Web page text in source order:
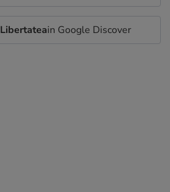
Libertateain Google Discover